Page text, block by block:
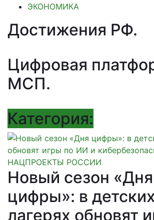
ЭКОНОМИКА
Достижения РФ.
Цифровая
МСП.
Категория:
НАЦПРОЕКТЫ РОССИИ
Новый сезон «Дня
цифры»: в
лагерях обновят